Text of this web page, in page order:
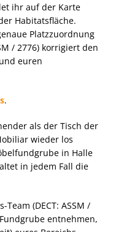
ihr auf der Karte
Habitatsfläche.
Platzzuordnung
/ 2776) korrigiert den
euren
.
als der Tisch der
wieder los
in Halle
in jedem Fall die
(DECT: ASSM /
entnehmen,